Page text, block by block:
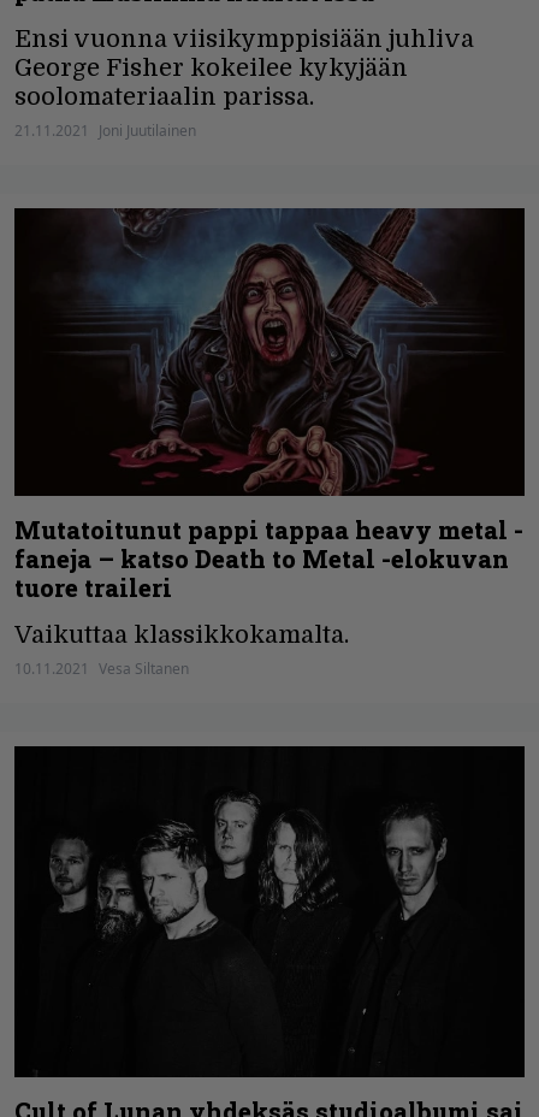
Ensi vuonna viisikymppisiään juhliva
George Fisher kokeilee kykyjään
soolomateriaalin parissa.
21.11.2021 Joni Juutilainen
Mutatoitunut pappi tappaa heavy metal -
faneja – katso Death to Metal -elokuvan
tuore traileri
Vaikuttaa klassikkokamalta.
10.11.2021 Vesa Siltanen
Cult of Lunan yhdeksäs studioalbumi sai